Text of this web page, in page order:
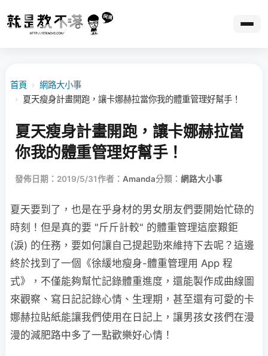
首頁 › 網路大小事
› 夏天瘦身計畫開跑，讓卡娜赫拉當你我的體重管理好幫手！
夏天瘦身計畫開跑，讓卡娜赫拉當
你我的體重管理好幫手！
發佈日期：2019/5/31作者： Amanda分類： 網路大小事
夏天要到了，也是在乎身材的男女朋友們要開始忙碌的
時刻！但是真的要 "斤斤計較" 的體重管理這麼艱鉅
(淚) 的任務，要如何讓自己提起勁來維持下去呢？這邊
終於找到了一個《徐緩地瘦身-體重管理用 App 程
式》，不僅能夠幫忙記錄體重進度，還能製作成曲線圖
來觀察、寫日記記錄心情、生理期，甚至還有可愛的卡
娜赫拉貼紙能讓我們使用在日記上，讓男孩女孩們在漫
漫的減肥路中多了一點歡樂好心情！